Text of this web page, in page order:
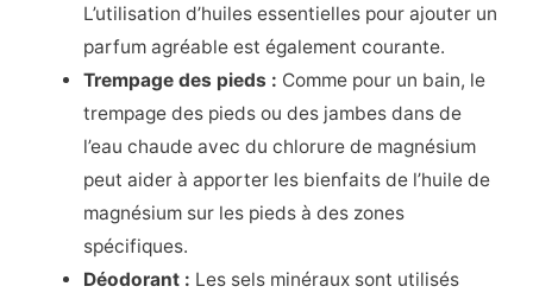
L’utilisation d’huiles essentielles pour ajouter un
parfum agréable est également courante.
Trempage des pieds : Comme pour un bain, le
trempage des pieds ou des jambes dans de
l’eau chaude avec du chlorure de magnésium
peut aider à apporter les bienfaits de l’huile de
magnésium sur les pieds à des zones
spécifiques.
Déodorant : Les sels minéraux sont utilisés